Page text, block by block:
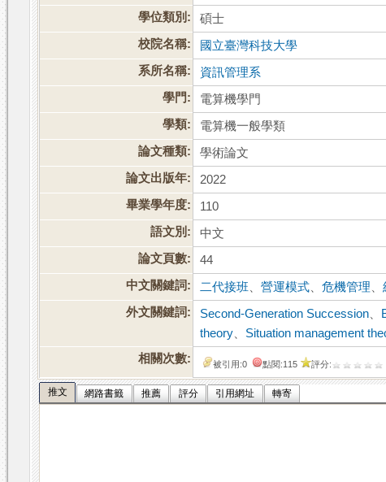
學位類別:
碩士
校院名稱:
國立臺灣科技大學
系所名稱:
資訊管理系
學門:
電算機學門
學類:
電算機一般學類
論文種類:
學術論文
論文出版年:
2022
畢業學年度:
110
語文別:
中文
論文頁數:
44
中文關鍵詞:
二代接班 、營運模式 、危機管理 、
外文關鍵詞:
Second-Generation Succession
theory
Situation management
相關次數:
被引用:0 點閱:115 評分:
推文 網路書籤 推薦 評分 引用網址 轉寄